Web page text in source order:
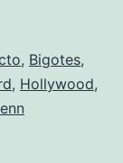
, Bigotes,
, Hollywood,